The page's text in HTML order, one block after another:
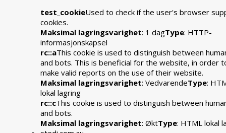
test_cookieUsed to check if the user's browser
cookies.
Maksimal lagringsvarighet: 1 dagType: HTTP-
informasjonskapsel
rc::aThis cookie is used to distinguish between
and bots. This is beneficial for the website, in order
make valid reports on the use of their website.
Maksimal lagringsvarighet: VedvarendeType:
lokal lagring
rc::cThis cookie is used to distinguish between
and bots.
Maksimal lagringsvarighet: ØktType: HTML lokal